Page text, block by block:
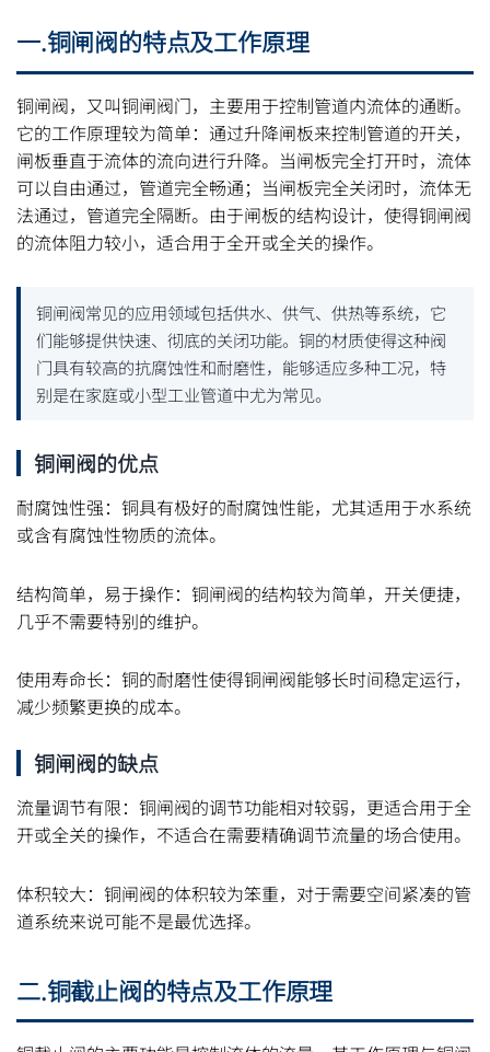
一.铜闸阀的特点及工作原理
铜闸阀，又叫铜闸阀门，主要用于控制管道内流体的通断。
它的工作原理较为简单：通过升降闸板来控制管道的开关，
闸板垂直于流体的流向进行升降。当闸板完全打开时，流体
可以自由通过，管道完全畅通；当闸板完全关闭时，流体无
法通过，管道完全隔断。由于闸板的结构设计，使得铜闸阀
的流体阻力较小，适合用于全开或全关的操作。
铜闸阀常见的应用领域包括供水、供气、供热等系统，它
们能够提供快速、彻底的关闭功能。铜的材质使得这种阀
门具有较高的抗腐蚀性和耐磨性，能够适应多种工况，特
别是在家庭或小型工业管道中尤为常见。
铜闸阀的优点
耐腐蚀性强：铜具有极好的耐腐蚀性能，尤其适用于水系统
或含有腐蚀性物质的流体。
结构简单，易于操作：铜闸阀的结构较为简单，开关便捷，
几乎不需要特别的维护。
使用寿命长：铜的耐磨性使得铜闸阀能够长时间稳定运行，
减少频繁更换的成本。
铜闸阀的缺点
流量调节有限：铜闸阀的调节功能相对较弱，更适合用于全
开或全关的操作，不适合在需要精确调节流量的场合使用。
体积较大：铜闸阀的体积较为笨重，对于需要空间紧凑的管
道系统来说可能不是最优选择。
二.铜截止阀的特点及工作原理